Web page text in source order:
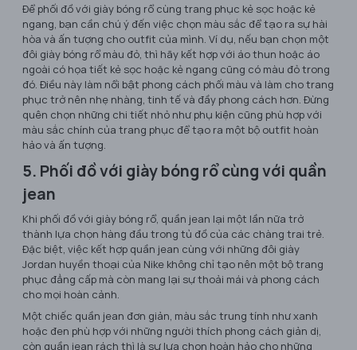
Để phối đồ với giày bóng rổ cùng trang phục kẻ sọc hoặc kẻ
ngang, bạn cần chú ý đến việc chọn màu sắc để tạo ra sự hài
hòa và ấn tượng cho outfit của mình. Ví dụ, nếu bạn chọn một
đôi giày bóng rổ màu đỏ, thì hãy kết hợp với áo thun hoặc áo
ngoài có họa tiết kẻ sọc hoặc kẻ ngang cũng có màu đỏ trong
đó. Điều này làm nổi bật phong cách phối màu và làm cho trang
phục trở nên nhẹ nhàng, tinh tế và đầy phong cách hơn. Đừng
quên chọn những chi tiết nhỏ như phụ kiện cũng phù hợp với
màu sắc chính của trang phục để tạo ra một bộ outfit hoàn
hảo và ấn tượng.
5. Phối đồ với giày bóng rổ cùng với quần
jean
Khi phối đồ với giày bóng rổ, quần jean lại một lần nữa trở
thành lựa chọn hàng đầu trong tủ đồ của các chàng trai trẻ.
Đặc biệt, việc kết hợp quần jean cùng với những đôi giày
Jordan huyền thoại của Nike không chỉ tạo nên một bộ trang
phục đẳng cấp mà còn mang lại sự thoải mái và phong cách
cho mọi hoàn cảnh.
Một chiếc quần jean đơn giản, màu sắc trung tính như xanh
hoặc đen phù hợp với những người thích phong cách giản dị,
còn quần jean rách thì là sự lựa chọn hoàn hảo cho những